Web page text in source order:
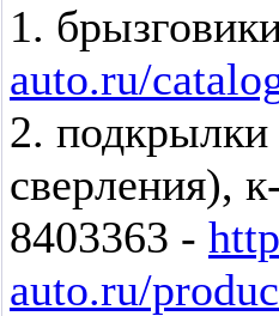
1.
auto.ru/
2. подкрылки
сверления),
8403363 -
auto.ru/